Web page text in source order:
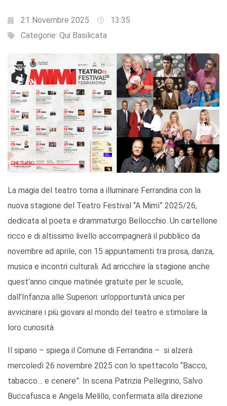
21 Novembre 2025
13:35
Categorie: Qui Basilicata
La magia del teatro torna a illuminare Ferrandina con la
nuova stagione del Teatro Festival “A Mimì” 2025/26,
dedicata al poeta e drammaturgo Bellocchio. Un cartellone
ricco e di altissimo livello accompagnerà il pubblico da
novembre ad aprile, con 15 appuntamenti tra prosa, danza,
musica e incontri culturali. Ad arricchire la stagione anche
quest’anno cinque matinée gratuite per le scuole,
dall’Infanzia alle Superiori: un’opportunità unica per
avvicinare i più giovani al mondo del teatro e stimolare la
loro curiosità.
Il sipario – spiega il Comune di Ferrandina – si alzerà
mercoledì 26 novembre 2025 con lo spettacolo “Bacco,
tabacco… e cenere”. In scena Patrizia Pellegrino, Salvo
Buccafusca e Angela Melillo, confermata alla direzione